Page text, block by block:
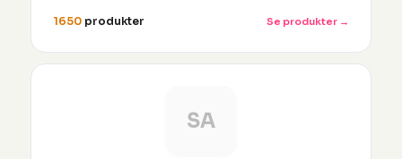
1650 produkter Se produkter →
SA